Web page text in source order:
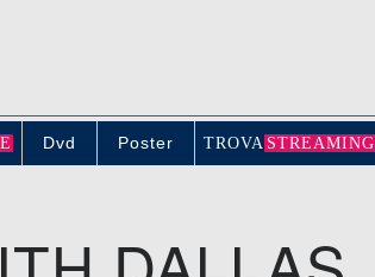
Dvd Poster TROVA STREAMING